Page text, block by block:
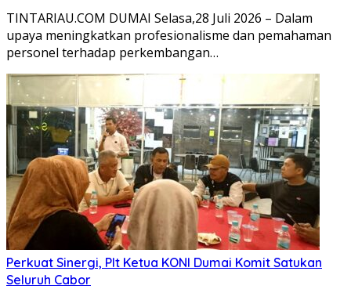
TINTARIAU.COM DUMAI Selasa,28 Juli 2026 – Dalam
upaya meningkatkan profesionalisme dan pemahaman
personel terhadap perkembangan…
Perkuat Sinergi, Plt Ketua KONI Dumai Komit Satukan
Seluruh Cabor